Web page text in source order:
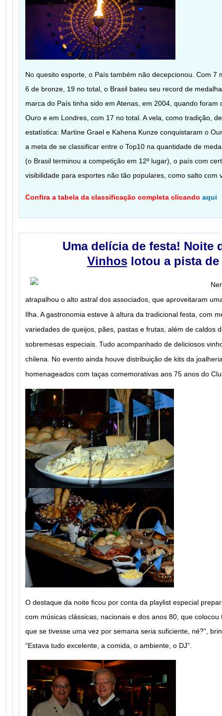
No quesito esporte, o País também não decepcionou. Com 7
6 de bronze, 19 no total, o Brasil bateu seu record de
marca do País tinha sido em Atenas, em 2004, quando foram
Ouro e em Londres, com 17 no total. A vela, como tradição,
estatística: Martine Grael e Kahena Kunze conquistaram o
a meta de se classificar entre o Top10 na quantidade de
(o Brasil terminou a competição em 12º lugar), o país com
visibilidade para esportes não tão populares, como salto com
Confira a tabela da classificação completa clicando aqui
Uma delícia de festa! Noite
Vinhoslotou a pista
atrapalhou o alto astral dos associados, que aproveitaram
Ilha. A gastronomia esteve à altura da tradicional festa, com
variedades de queijos, pães, pastas e frutas, além de caldos
sobremesas especiais. Tudo acompanhado de deliciosos
chilena. No evento ainda houve distribuição de kits da
homenageados com taças comemorativas aos 75 anos do
O destaque da noite ficou por conta da playlist especial
com músicas clássicas, nacionais e dos anos 80, que colocou
que se tivesse uma vez por semana seria suficiente, né?”,
“Estava tudo excelente, a comida, o ambiente, o DJ”.